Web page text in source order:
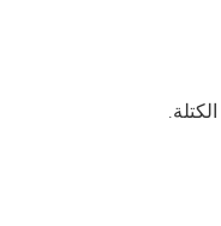
الكتلة.